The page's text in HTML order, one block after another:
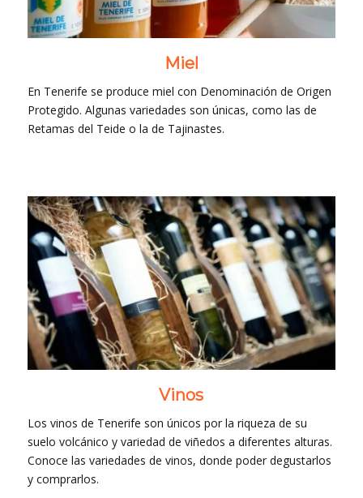
Miel
En Tenerife se produce miel con Denominación de Origen
Protegido. Algunas variedades son únicas, como las de
Retamas del Teide o la de Tajinastes.
Vinos
Los vinos de Tenerife son únicos por la riqueza de su
suelo volcánico y variedad de viñedos a diferentes alturas.
Conoce las variedades de vinos, donde poder degustarlos
y comprarlos.